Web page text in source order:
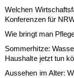
Welchen
Konferenzen für
Wie bringt man
Sommerhitze:
Haushalte jetzt tun
Aussehen im Alter: